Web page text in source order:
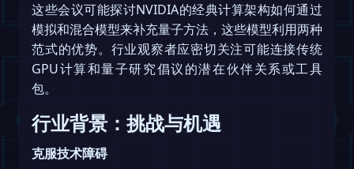
这些会议可能探讨NVIDIA的经典计算架构如何通过
模拟和混合模型来补充量子方法，这些模型利用两种
范式的优势。行业观察者应密切关注可能连接传统
GPU计算和量子研究倡议的潜在伙伴关系或工具
包。
行业背景：挑战与机遇
克服技术障碍